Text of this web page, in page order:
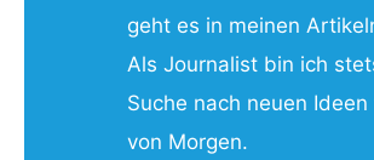
geht es in meinen
Als Journalist bin ich
Suche nach neuen
von Morgen.